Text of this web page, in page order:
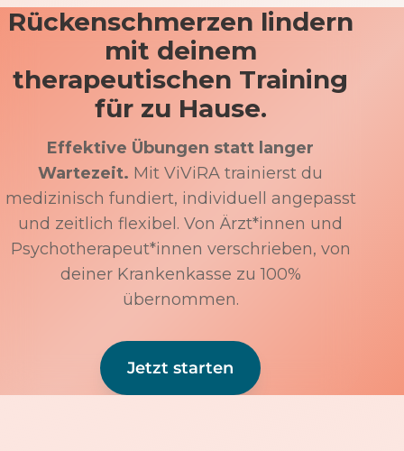
Rückenschmerzen lindern
mit deinem
therapeutischen Training
für zu Hause.
Effektive Übungen statt langer
Wartezeit. Mit ViViRA trainierst du
medizinisch fundiert, individuell angepasst
und zeitlich flexibel. Von Ärzt*innen und
Psychotherapeut*innen verschrieben, von
deiner Krankenkasse zu 100%
übernommen.
Jetzt starten